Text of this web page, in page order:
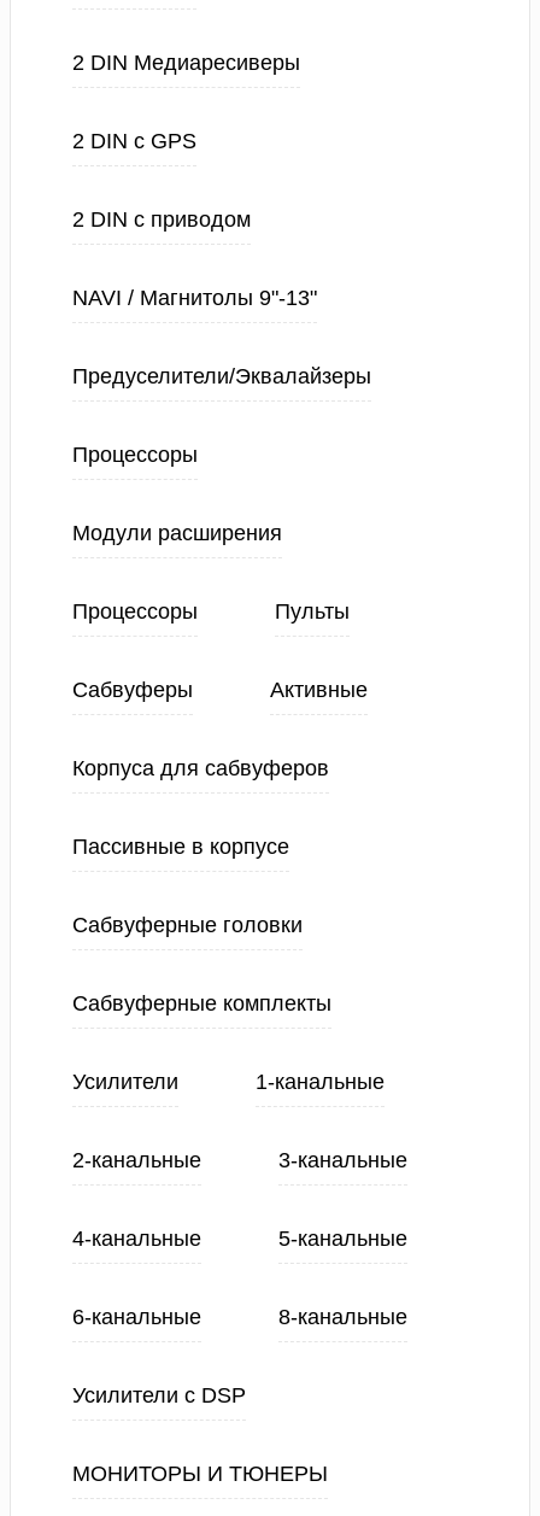
2 DIN Медиаресиверы
2 DIN с GPS
2 DIN с приводом
NAVI / Магнитолы 9"-13"
Предуселители/Эквалайзеры
Процессоры
Модули расширения
Процессоры Пульты
Сабвуферы Активные
Корпуса для сабвуферов
Пассивные в корпусе
Сабвуферные головки
Сабвуферные комплекты
Усилители 1-канальные
2-канальные 3-канальные
4-канальные 5-канальные
6-канальные 8-канальные
Усилители с DSP
МОНИТОРЫ И ТЮНЕРЫ